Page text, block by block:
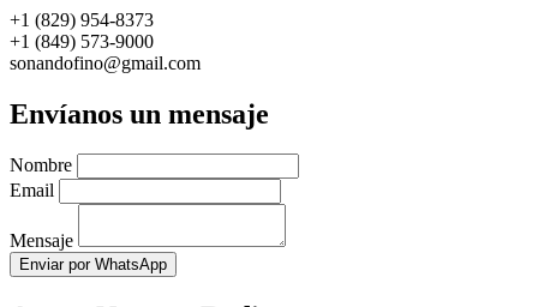
+1 (829) 954-8373
+1 (849) 573-9000
sonandofino@gmail.com
Envíanos un mensaje
Nombre
Email
Mensaje
Enviar por WhatsApp